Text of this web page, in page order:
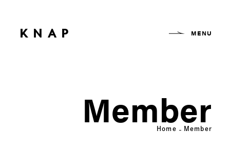
KNAP MENU
Member
Home Member